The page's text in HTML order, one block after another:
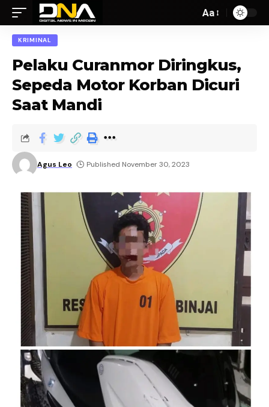
Aa
KRIMINAL
Pelaku Curanmor Diringkus,
Sepeda Motor Korban Dicuri
Saat Mandi
Agus Leo Published November 30, 2023